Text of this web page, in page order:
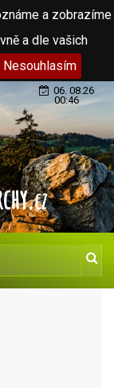
a zobrazíme
a dle vašich
Nesouhlasím
06. 08.26
00:46